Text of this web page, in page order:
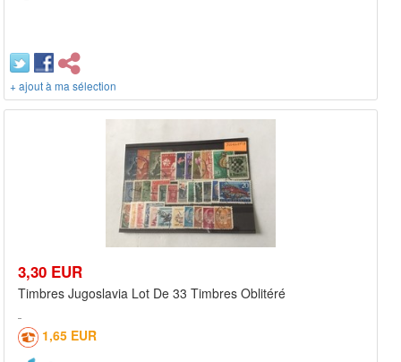
+ ajout à ma sélection
3,30 EUR
Timbres Jugoslavia Lot De 33 Timbres Oblitéré
1,65 EUR